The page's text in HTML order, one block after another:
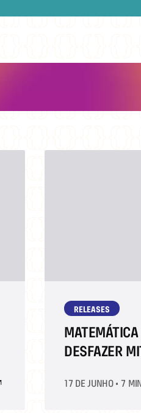
RELEASES
DESFAZER
17 DE JUNHO •7